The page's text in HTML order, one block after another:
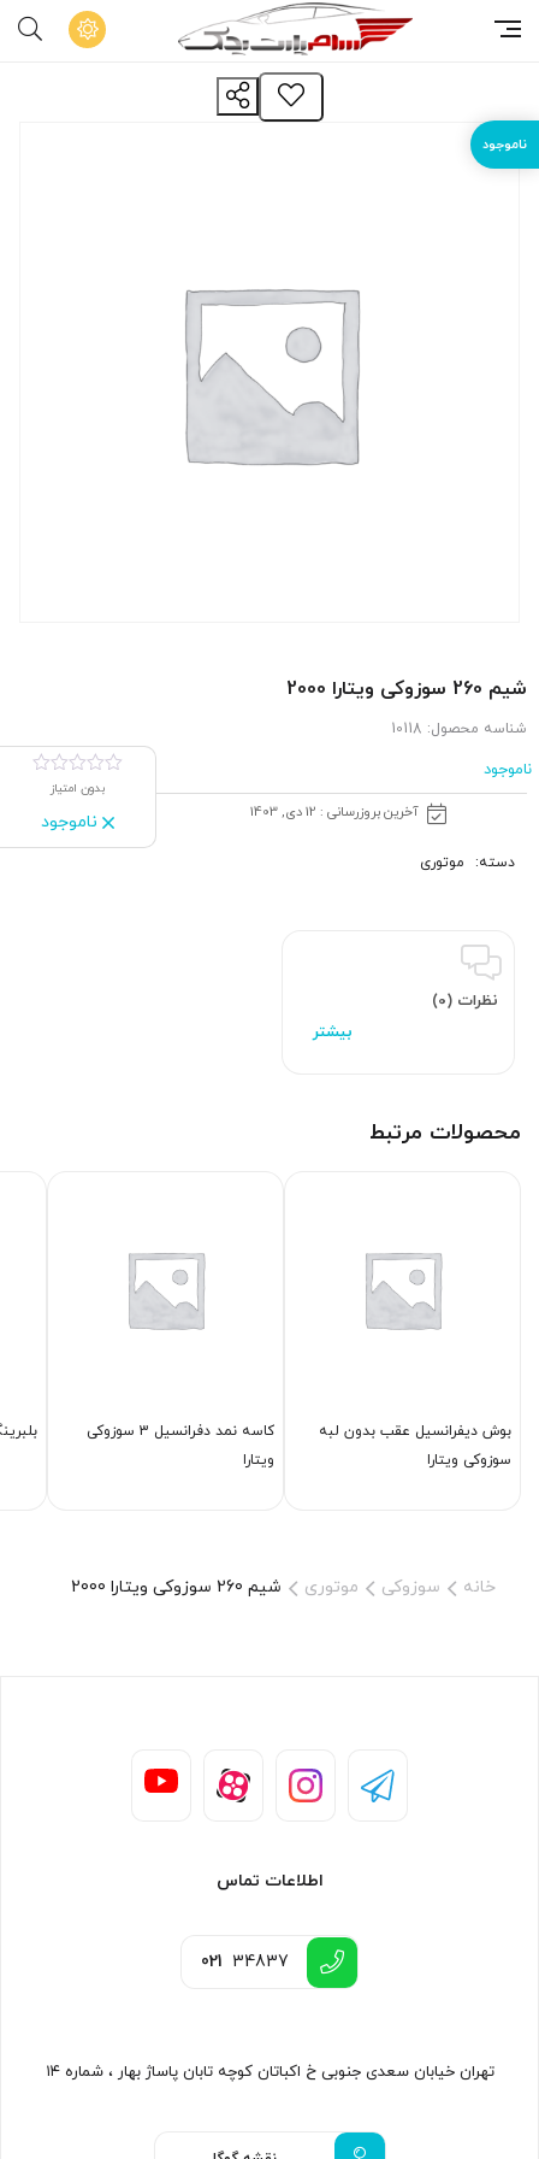
شیم 260 سوزوکی ویتارا 2000
شناسه محصول: 10118
ناموجود
آخرین بروزرسانی : 12 دی, 1403
بدون امتیاز
ناموجود
دسته: موتوری
نظرات (0)
محصولات مرتبط
بوش دیفرانسیل عقب بدون لبه
سوزوکی ویتارا
كاسه نمد دفرانسیل 3 سوزوکی
ویتارا
بلبرینگ
خانه سوزوکی موتوری شیم 260 سوزوکی ویتارا 2000
اطلاعات تماس
021 34837
تهران خیابان سعدی جنوبی خ اکباتان کوچه تابان پاساژ بهار ، شماره ۱۴